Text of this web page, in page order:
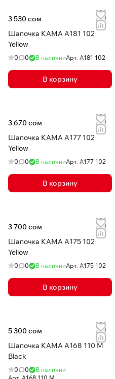
3 530 сом
Шапочка КАМА A181 102
Yellow
0 0 В наличииАрт. A181 102
В корзину
3 670 сом
Шапочка КАМА A177 102
Yellow
0 0 В наличииАрт. A177 102
В корзину
3 700 сом
Шапочка КАМА A175 102
Yellow
0 0 В наличииАрт. A175 102
В корзину
5 300 сом
Шапочка КАМА A168 110 M
Black
0 0
В наличии